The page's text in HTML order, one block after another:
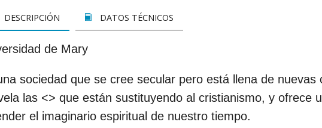
DOCUMENTALES
INFANTIL
JUVENIL
SAN JOSEMARÍA
INFANTIL Y JUVENIL
ADULTOS
REZAR...
VER TODOS
ESPIRITUALIDAD Y DOCTRINA
AÑO DE LA FE
CATÓLICOS
SUSCRIPCION DIGITAL
DESCRIPCIÓN DATOS TÉCNICOS
de Mary
sociedad que se cree secular pero está llena de nuevas
las <> que están sustituyendo al cristianismo, y ofrece
el imaginario espiritual de nuestro tiempo.